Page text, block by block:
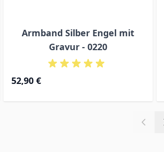
Armband Silber Engel mit
Gravur - 0220
52,90 €